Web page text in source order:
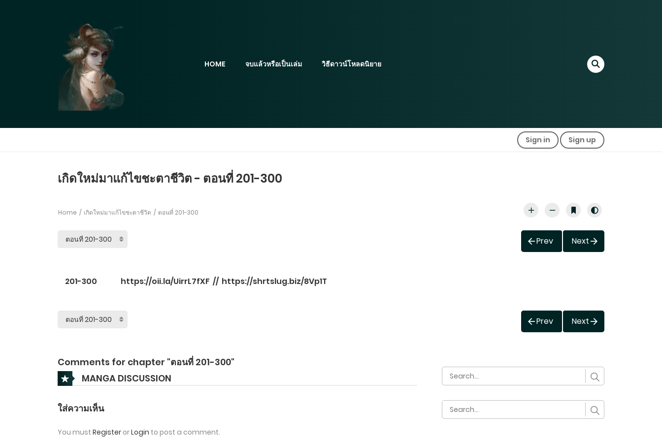
HOME จบแล้วหรือเป็นเล่ม วิธีดาวน์โหลดนิยาย
Sign in Sign up
เกิดใหม่มาแก้ไขชะตาชีวิต - ตอนที่ 201-300
Home เกิดใหม่มาแก้ไขชะตาชีวิต ตอนที่ 201-300
Prev Next
201-300 https://oii.la/UirrL7fXF // https://shrtslug.biz/8Vp1T
Prev Next
Comments for chapter "ตอนที่ 201-300"
MANGA DISCUSSION
ใส่ความเห็น
You must Register orLogin to post a comment.